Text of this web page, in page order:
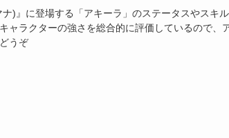
ナ)』に登場する「アキーラ」のステータスやスキル
ャラクターの強さを総合的に評価しているので、
うぞ